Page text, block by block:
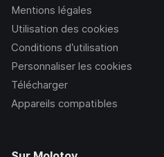
Mentions légales
Utilisation des cookies
Conditions d’utilisation
Personnaliser les cookies
Télécharger
Appareils compatibles